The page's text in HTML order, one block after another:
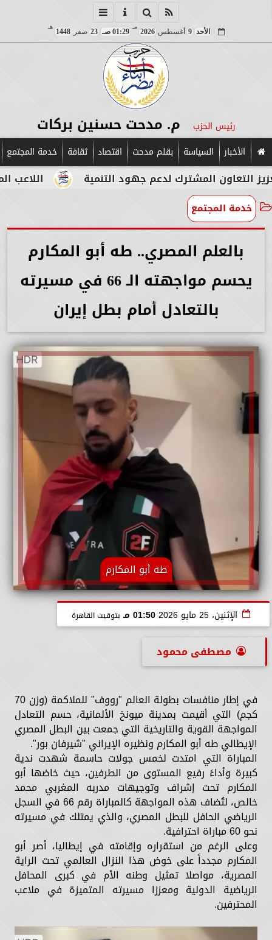
الأحد 9 أغسطس2026
مـ
01:29 صـ 23 صفر1448
هـ
رئيس الحزب م. مدحت حسنين بركات
الأخبار السياسة بقلم مدحت اقتصاد ثقافة خدمة المجتمع
اللاعب المصري المشترك لدعم جهود التنمية
خدمة المجتمع
بالعلم المصري.. طه أبو المكارم
يحسم مواجهته الـ 66 في مسيرته
بالتعادل أمام بطل إيران
طه أبو المكارم
الإثنين، 25 مايو 2026 01:50 مـ بتوقيت القاهرة
مصطفى محمود
في إطار منافسات بطولة العالم "رووف" للملاكمة (وزن 70
كجم) التي أقيمت بمدينة ميونخ الألمانية، حسم التعادل
المواجهة القوية والتاريخية التي جمعت بين البطل المصري
الإيطالي طه أبو المكارم ونظيره الإيراني "شيرفان بور".
المباراة التي امتدت لخمس جولات حاسمة شهدت ندية
كبيرة وأداءً رفيع المستوى من الطرفين، حيث خاضها أبو
المكارم تحت إشراف وتوجيهات مدربه المغربي محمد
خالص، لتُضاف هذه المواجهة كالمباراة رقم 66 في السجل
الرياضي الحافل للبطل المصري، والذي يمتلك في مسيرته
نحو 60 مباراة احترافية.
وعلى الرغم من استقراره وإقامته في إيطاليا، أصر أبو
المكارم مجدداً على خوض هذا النزال العالمي تحت الراية
المصرية، مواصلا تمثيل وطنه الأم في كبرى المحافل
الرياضية الدولية ومعززا مسيرته المتميزة في ملاعب
المحترفين.